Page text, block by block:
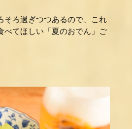
そろ過ぎつつあるので、これ
べてほしい「夏のおでん」ご